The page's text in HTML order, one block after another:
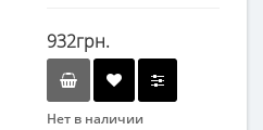
932грн.
Нет в наличии